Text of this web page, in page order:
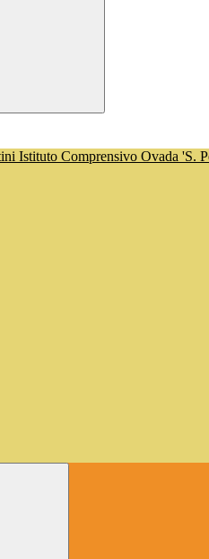
Istituto Comprensivo Ovada 'S.